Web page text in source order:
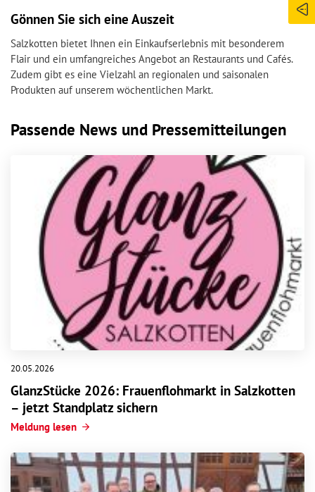
Gönnen Sie sich eine Auszeit
Salzkotten bietet Ihnen ein Einkaufserlebnis mit besonderem
Flair und ein umfangreiches Angebot an Restaurants und Cafés.
Zudem gibt es eine Vielzahl an regionalen und saisonalen
Produkten auf unserem wöchentlichen Markt.
Passende News und Pressemitteilungen
20.05.2026
GlanzStücke 2026: Frauenflohmarkt in Salzkotten
– jetzt Standplatz sichern
Meldung lesen